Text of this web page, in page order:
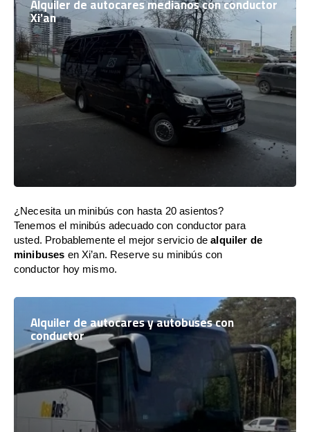
Alquiler de autocares medianos con conductor
Xi'an
¿Necesita un minibús con hasta 20 asientos?
Tenemos el minibús adecuado con conductor para
usted. Probablemente el mejor servicio dealquiler de
minibuses en Xi’an. Reserve su minibús con
conductor hoy mismo.
Alquiler de autocares y autobuses con
conductor